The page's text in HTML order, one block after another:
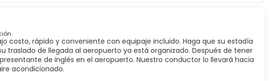
costo, rápido y conveniente con equipaje incluido. Haga que su estadía
traslado de llegada al aeropuerto ya está organizado. Después de tener
de inglés en el aeropuerto. Nuestro conductor lo llevará hacia
acondicionado.